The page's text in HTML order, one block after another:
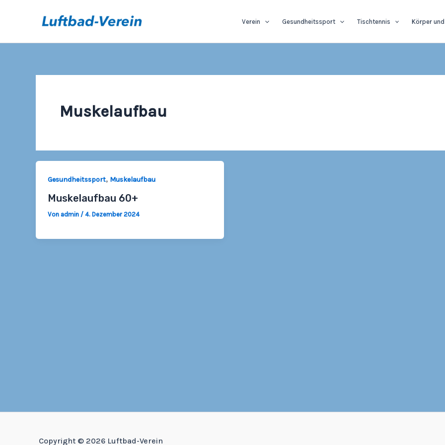
Verein Gesundheitssport Tischtennis Körper
Muskelaufbau
Gesundheitssport, Muskelaufbau
Muskelaufbau 60+
Von admin / 4. Dezember 2024
Copyright © 2026 Luftbad-Verein